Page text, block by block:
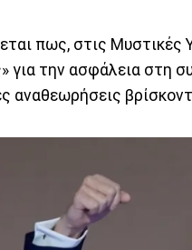
πως, στις Μυστικές
για την ασφάλεια στη
αναθεωρήσεις